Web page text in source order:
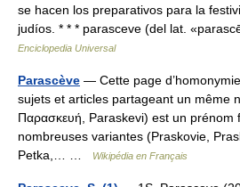
se hacen los preparativos para la
judíos. * * * parasceve (del lat.
Enciclopedia Universal
Parascève — Cette page
sujets et articles partageant un même
Παρασκευή, Paraskevi) est un prénom
nombreuses variantes (Praskovie,
Petka,… …
Wikipédia en Français